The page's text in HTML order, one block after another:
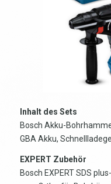
Inhalt des Sets
Bosch Akku-
GBA Akku,
EXPERT Zubehör
Bosch EXPERT SDS